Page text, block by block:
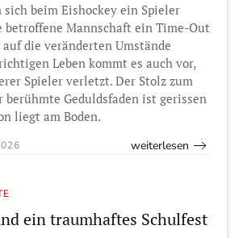
sich beim Eishockey ein Spieler
betroffene Mannschaft ein Time-Out
die veränderten Umstände
Leben kommt es auch vor,
Spieler verletzt. Der Stolz zum
berühmte Geduldsfaden ist gerissen
liegt am Boden.
weiterlesen
ein traumhaftes Schulfest